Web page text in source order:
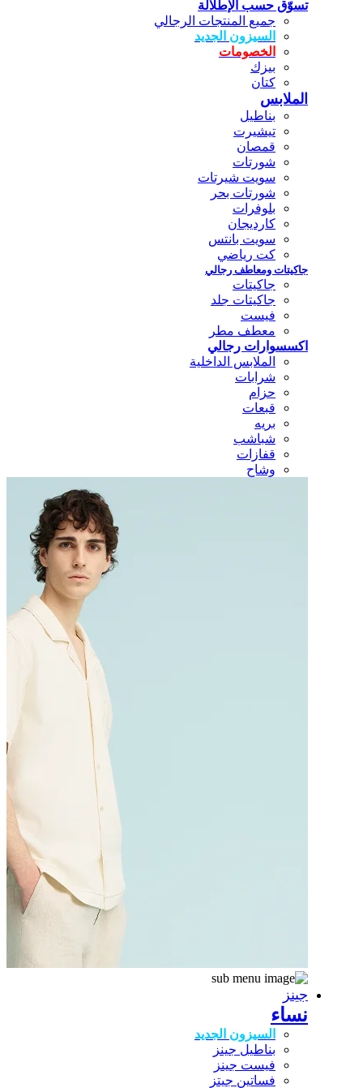
تسوّق حسب الإطلالة
جميع المنتجات الرجالي
السيزون الجديد
الخصومات
بيزك
كتان
الملابس
بناطيل
تيشيرت
قمصان
شورتات
سويت شيرتات
شورتات بحر
بلوفرات
كارديجان
سويت بانتس
كت رياضي
جاكيتات ومعاطف رجالي
جاكيتات
جاكيتات جلد
فيست
معطف مطر
اكسسوارات رجالي
الملابس الداخلية
شرابات
حزام
قبعات
بريه
شباشب
قفازات
وشاح
جينز
نساء
السيزون الجديد
بناطيل جينز
فيست جينز
فساتين جيتز